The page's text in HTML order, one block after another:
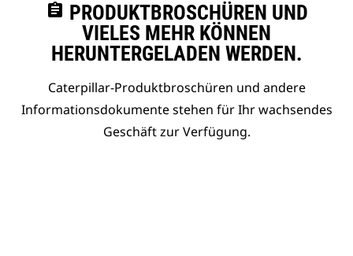
assignment PRODUKTBROSCHÜREN UND
VIELES MEHR KÖNNEN
HERUNTERGELADEN WERDEN.
Caterpillar-Produktbroschüren und andere
Informationsdokumente stehen für Ihr wachsendes
Geschäft zur Verfügung.